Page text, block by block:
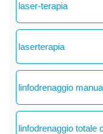
laser-terapia
laserterapia
linfodrenaggio
linfodrenaggio totale